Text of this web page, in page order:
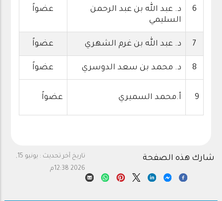
6
د. عبد الله بن عبد الرحمن
السليمي
عضواً
7 د. عبد الله بن غرم الشهري عضواً
8 د. محمد بن سعد الدوسري عضواً
9 أ.محمد السميري عضواً
تاريخ آخر تحديث :
يونيو 15,
2026 12:38م
شارك هذه الصفحة